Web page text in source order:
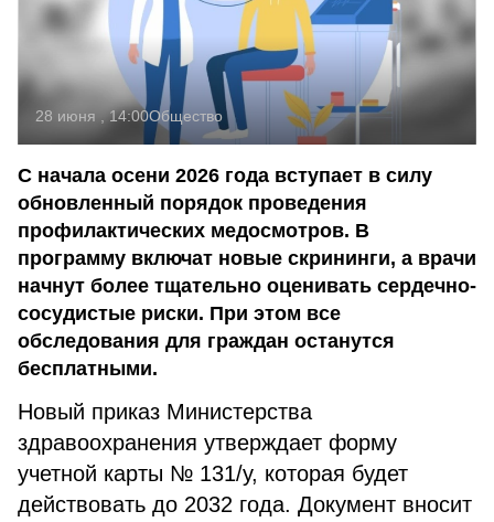
28 июня , 14:00Общество
С начала осени 2026 года вступает в силу
обновленный порядок проведения
профилактических медосмотров. В
программу включат новые скрининги, а врачи
начнут более тщательно оценивать сердечно-
сосудистые риски. При этом все
обследования для граждан останутся
бесплатными.
Новый приказ Министерства
здравоохранения утверждает форму
учетной карты № 131/у, которая будет
действовать до 2032 года. Документ вносит